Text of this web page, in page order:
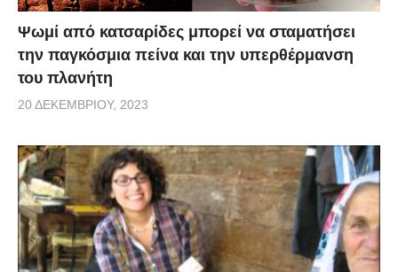
Ψωμί από κατσαρίδες μπορεί να σταματήσει
την παγκόσμια πείνα και την υπερθέρμανση
του πλανήτη
20 ΔΕΚΕΜΒΡΊΟΥ, 2023